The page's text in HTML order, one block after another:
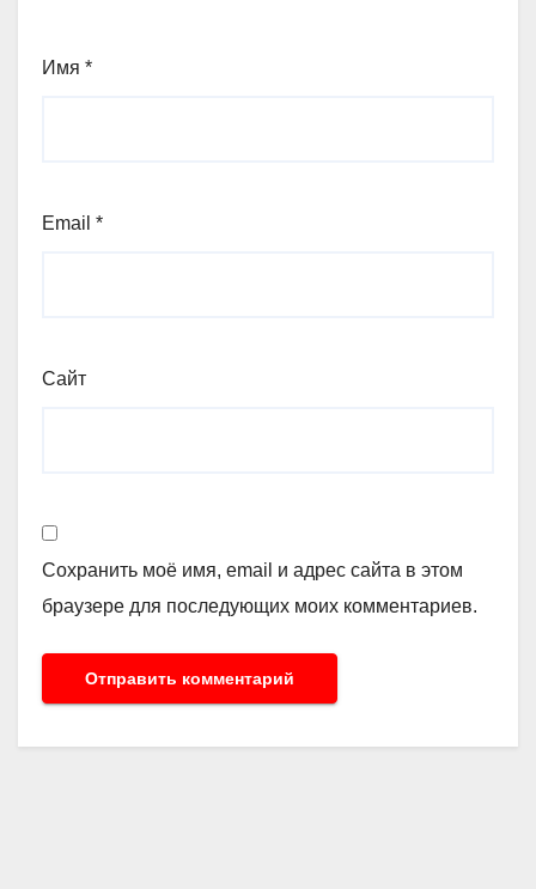
Имя *
Email *
Сайт
Сохранить моё имя, email и адрес сайта в этом
браузере для последующих моих комментариев.